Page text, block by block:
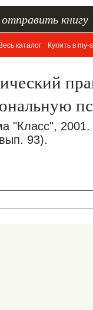
отправить книгу
Весь каталог Купить в my-
93).